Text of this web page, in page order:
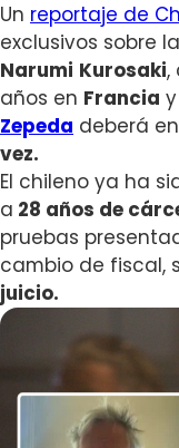
Un reportaje de
exclusivos sobre
Narumi Kurosaki,
años en Francia
Zepeda deberá
vez.
El chileno ya ha
a 28 años de
pruebas
cambio de fiscal,
juicio.